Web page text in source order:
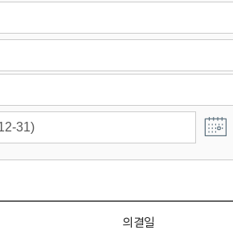
의결일